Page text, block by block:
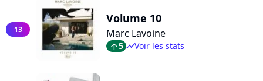
13
Volume 10
Marc Lavoine
arrow_top5 timelineVoir les stats